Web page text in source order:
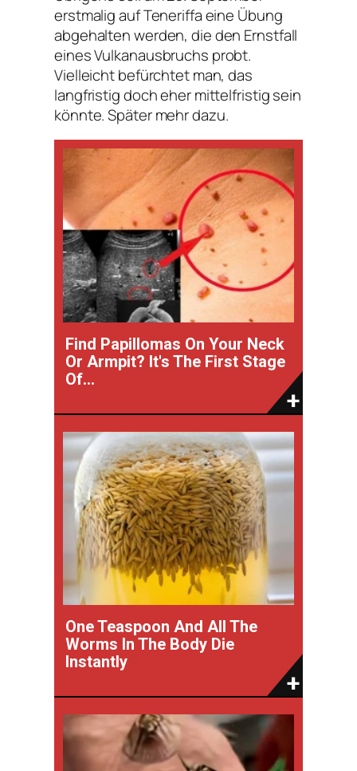
erstmalig auf Teneriffa eine Übung
abgehalten werden, die den Ernstfall
eines Vulkanausbruchs probt.
Vielleicht befürchtet man, das
langfristig doch eher mittelfristig sein
könnte. Später mehr dazu.
Find Papillomas On Your Neck
Or Armpit? It's The First Stage
Of...
One Teaspoon And All The
Worms In The Body Die
Instantly